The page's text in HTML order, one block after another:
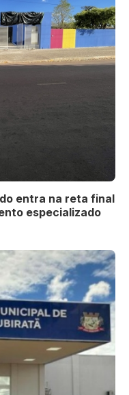
entra na reta final
especializado